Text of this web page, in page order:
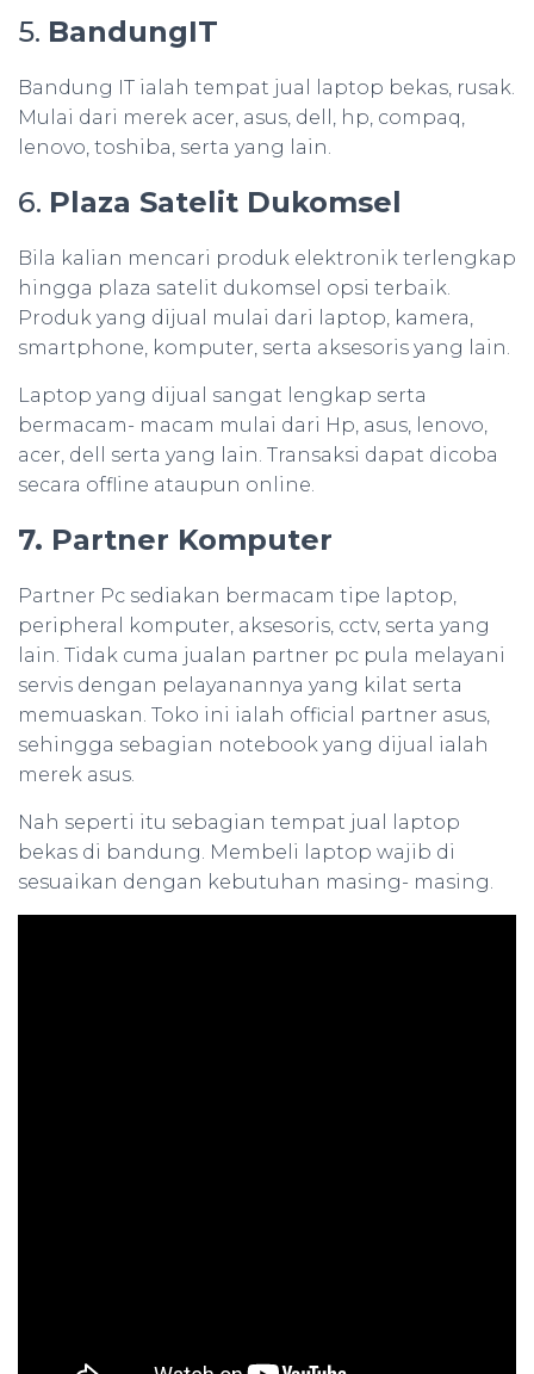
5. BandungIT
Bandung IT ialah tempat jual laptop bekas, rusak.
Mulai dari merek acer, asus, dell, hp, compaq,
lenovo, toshiba, serta yang lain.
6. Plaza Satelit Dukomsel
Bila kalian mencari produk elektronik terlengkap
hingga plaza satelit dukomsel opsi terbaik.
Produk yang dijual mulai dari laptop, kamera,
smartphone, komputer, serta aksesoris yang lain.
Laptop yang dijual sangat lengkap serta
bermacam- macam mulai dari Hp, asus, lenovo,
acer, dell serta yang lain. Transaksi dapat dicoba
secara offline ataupun online.
7. Partner Komputer
Partner Pc sediakan bermacam tipe laptop,
peripheral komputer, aksesoris, cctv, serta yang
lain. Tidak cuma jualan partner pc pula melayani
servis dengan pelayanannya yang kilat serta
memuaskan. Toko ini ialah official partner asus,
sehingga sebagian notebook yang dijual ialah
merek asus.
Nah seperti itu sebagian tempat jual laptop
bekas di bandung. Membeli laptop wajib di
sesuaikan dengan kebutuhan masing- masing.